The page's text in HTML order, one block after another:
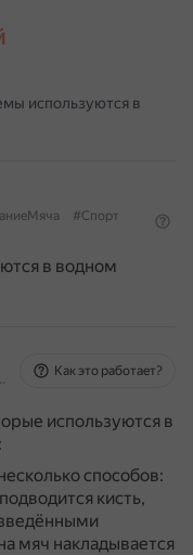
используются в
#Спорт
в водном
неточности
Как это работает?
используются в
способов:
кисть,
мяч накладывается